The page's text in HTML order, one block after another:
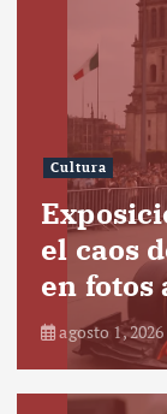
Cultura
el caos
en fotos
agosto 1, 2026